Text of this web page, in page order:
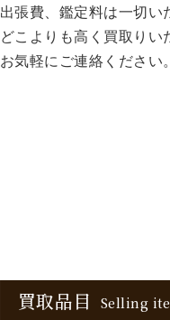
出張費、鑑定料は一切い
どこよりも高く買取りい
お気軽にご連絡ください。
買取品目 Selling